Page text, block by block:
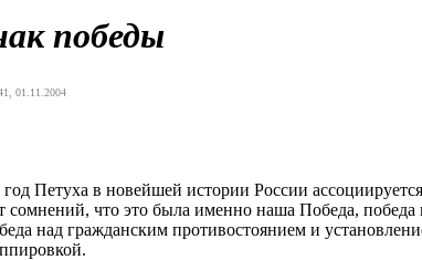
победы
01.11.2004
Петуха в новейшей истории России
сомнений, что это была именно наша Победа,
над гражданским противостоянием и